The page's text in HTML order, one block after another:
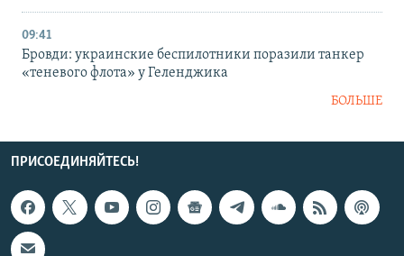
09:41
Бровди: украинские беспилотники поразили танкер
«теневого флота» у Геленджика
БОЛЬШЕ
ПРИСОЕДИНЯЙТЕСЬ!